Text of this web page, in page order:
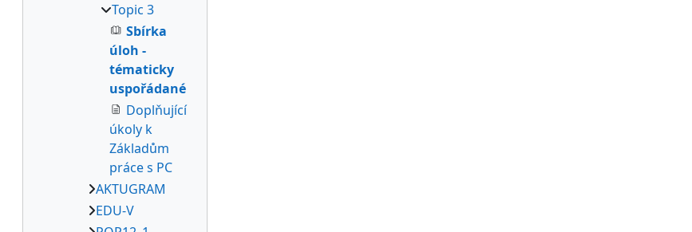
Topic 3
Sbírka
úloh -
tématicky
uspořádané
Doplňující
úkoly k
Základům
práce s PC
AKTUGRAM
EDU-V